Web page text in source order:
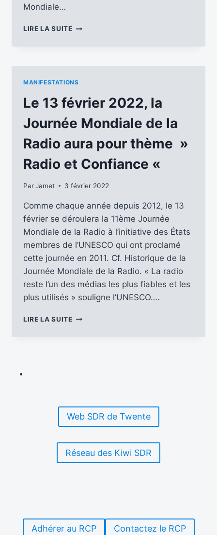
Mondiale…
LIRE LA SUITEQUELQUES
DE
LA
RADIO
MANIFESTATIONS
Le 13 février 2022, la
Journée Mondiale de la
Radio aura pour thème »
Radio et Confiance «
ParJamet 3 février 2022
Comme chaque année depuis 2012, le 13
février se déroulera la 11ème Journée
Mondiale de la Radio à l’initiative des États
membres de l’UNESCO qui ont proclamé
cette journée en 2011. Cf. Historique de la
Journée Mondiale de la Radio. « La radio
reste l’un des médias les plus fiables et les
plus utilisés » souligne l’UNESCO….
LIRE LA SUITELE
RADIO
AURA
POUR
»
Web SDR de Twente
Réseau des Kiwi SDR
Adhérer au RCP Contactez le RCP